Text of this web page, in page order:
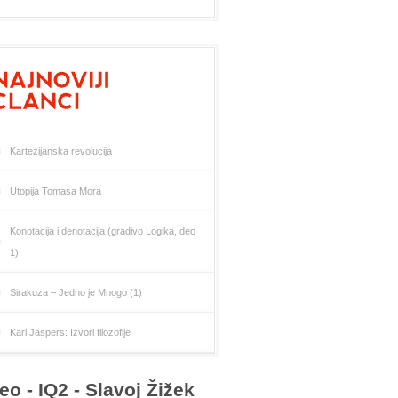
Kartezijanska revolucija
Utopija Tomasa Mora
Konotacija i denotacija (gradivo Logika, deo
1)
Sirakuza – Jedno je Mnogo (1)
Karl Jaspers: Izvori filozofije
- IQ2 - Slavoj Žižek